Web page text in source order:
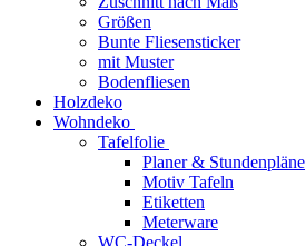
Größen
Bunte Fliesensticker
mit Muster
Bodenfliesen
Holzdeko
Wohndeko
Tafelfolie
Planer & Stundenpläne
Motiv Tafeln
Etiketten
Meterware
WC-Deckel